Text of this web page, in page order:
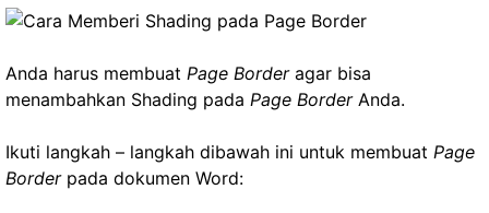
Anda harus membuat Page Borderagar bisa
menambahkan Shading pada Page BorderAnda.
Ikuti langkah – langkah dibawah ini untuk membuat Page
Borderpada dokumen Word: